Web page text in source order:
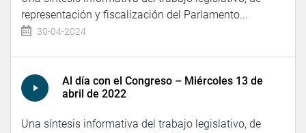
representación y fiscalización del Parlamento...
30-04-2024
Al día con el Congreso – Miércoles 13 de
abril de 2022
Una síntesis informativa del trabajo legislativo, de